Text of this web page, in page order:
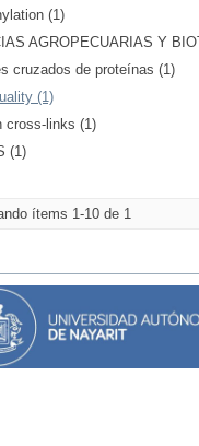
(1)
AGROPECUARIAS Y
cruzados de proteínas (1)
(1)
cross-links (1)
(1)
ítems 1-10 de 1